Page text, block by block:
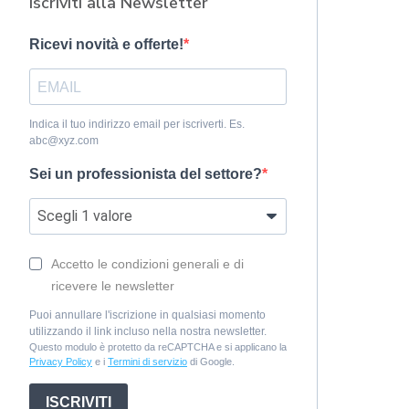
Ricevi novità e offerte!
Indica il tuo indirizzo email per iscriverti. Es.
abc@xyz.com
Sei un professionista del settore?
Accetto le condizioni generali e di
ricevere le newsletter
Puoi annullare l'iscrizione in qualsiasi momento
utilizzando il link incluso nella nostra newsletter.
Questo modulo è protetto da reCAPTCHA e si applicano la
Privacy Policy e i Termini di servizio di Google.
ISCRIVITI